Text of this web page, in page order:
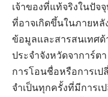
เจ้าของที่แท้จริงในปัจ
ที่อาจเกิดขึ้นในภายห
ข้อมูลและสารสนเทศด้
ประจำจังหวัดจาการ์ตา
การโอนชื่อหรือการเป
จำเป็นทุกครั้งที่มีการ